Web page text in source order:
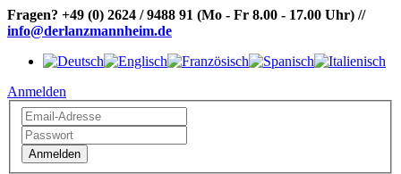
Fragen? +49 (0) 2624 / 9488 91 (Mo - Fr 8.00 - 17.00 Uhr) //
info@derlanzmannheim.de
Anmelden
Anmelden